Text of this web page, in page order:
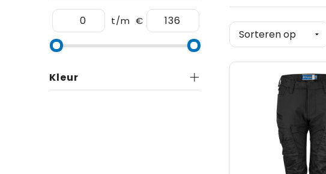
t/m €
Kleur